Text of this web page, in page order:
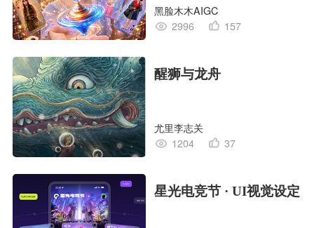
黑脸木木AIGC
2996
157
醒狮与龙舟
尤里李志关
1204
37
星光电竞节 · UI视觉设定